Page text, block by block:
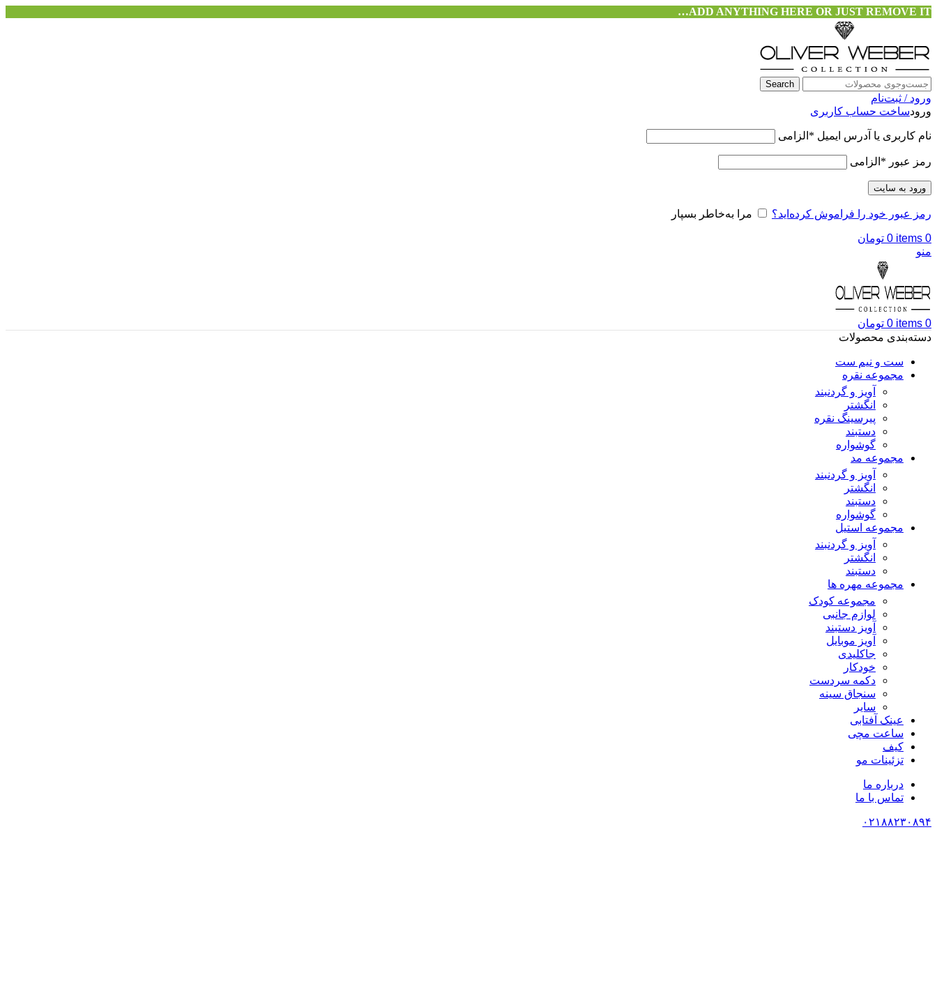
ADD ANYTHING HERE OR JUST REMOVE IT…
Search
ورود / ثبت‌نام
ورودساخت حساب کاربری
نام کاربری یا آدرس ایمیل * الزامی
رمز عبور * الزامی
ورود به سایت
رمز عبور خود را فراموش کرده‌اید؟ مرا به‌خاطر بسپار
0
items
0 تومان
منو
0
items
0 تومان
دسته‌بندی محصولات
ست و نیم ست
مجموعه نقره
آویز و گردنبند
انگشتر
پیرسینگ نقره
دستبند
گوشواره
مجموعه مد
آویز و گردنبند
انگشتر
دستبند
گوشواره
مجموعه استیل
آویز و گردنبند
انگشتر
دستبند
مجموعه مهره ها
مجموعه کودک
لوازم جانبی
آویز دستبند
آویز موبایل
جاکلیدی
خودکار
دکمه سردست
سنجاق سینه
سایر
عینک آفتابی
ساعت مچی
کیف
تزئینات مو
درباره ما
تماس با ما
۰۲۱۸۸۲۳۰۸۹۴